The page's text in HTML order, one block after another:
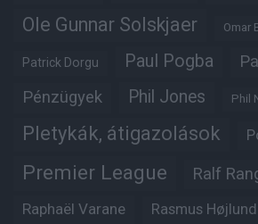
Ole Gunnar Solskjaer Omar
Patrick Dorgu Paul Pogba
Pénzügyek Phil Jones Phil
Pletykák, átigazolások
Premier League Ralf
Raphaël Varane Rasmus Højlund